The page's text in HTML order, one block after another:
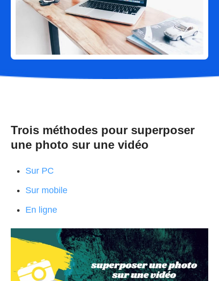
Trois méthodes pour superposer
une photo sur une vidéo
Sur PC
Sur mobile
En ligne